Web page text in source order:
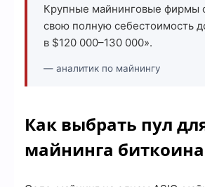
Крупные майнинговые фирмы
свою полную себестоимость
в $120 000–130 000».
— аналитик по майнингу
Как выбрать пул
майнинга биткоина